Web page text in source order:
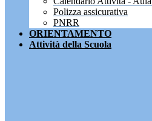
Polizza assicurativa
PNRR
ORIENTAMENTO
Attività della Scuola